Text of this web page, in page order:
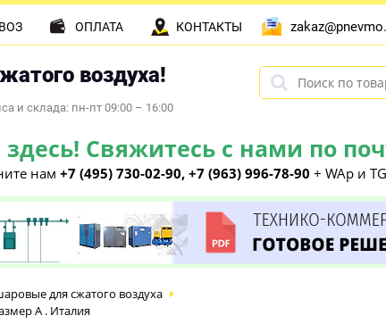
воздуха!
и склада: пн-пт 09:00 – 16:00
Свяжитесь с нами по
нам +7 (495) 730-02-90, +7 (963) 996-78-90 + WAp и
ОПЛАТА КОНТАКТЫ
для сжатого воздуха
A . Италия